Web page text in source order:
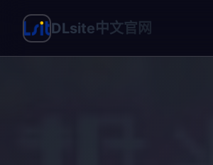
DLsite中文官网